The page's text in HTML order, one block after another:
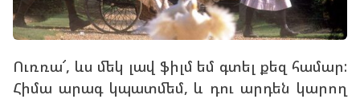
Ուռռա՜, ևս մեկ լավ ֆիլմ եմ գտել քեզ համար:
Հիմա արագ կպատմեմ, և դու արդեն կարող